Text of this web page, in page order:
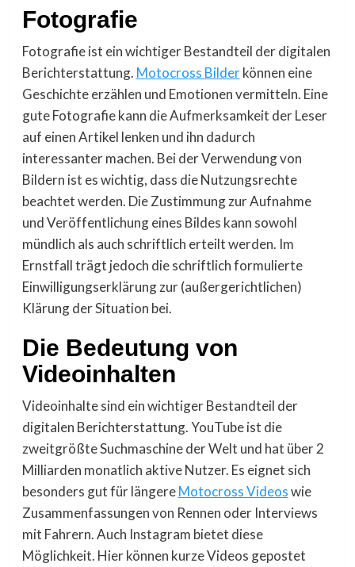
Fotografie
Fotografie ist ein wichtiger Bestandteil der digitalen
Berichterstattung. Motocross Bilderkönnen eine
Geschichte erzählen und Emotionen vermitteln. Eine
gute Fotografie kann die Aufmerksamkeit der Leser
auf einen Artikel lenken und ihn dadurch
interessanter machen. Bei der Verwendung von
Bildern ist es wichtig, dass die Nutzungsrechte
beachtet werden. Die Zustimmung zur Aufnahme
und Veröffentlichung eines Bildes kann sowohl
mündlich als auch schriftlich erteilt werden. Im
Ernstfall trägt jedoch die schriftlich formulierte
Einwilligungserklärung zur (außergerichtlichen)
Klärung der Situation bei.
Die Bedeutung von
Videoinhalten
Videoinhalte sind ein wichtiger Bestandteil der
digitalen Berichterstattung. YouTube ist die
zweitgrößte Suchmaschine der Welt und hat über 2
Milliarden monatlich aktive Nutzer. Es eignet sich
besonders gut für längereMotocross Videoswie
Zusammenfassungen von Rennen oder Interviews
mit Fahrern. Auch Instagram bietet diese
Möglichkeit. Hier können kurze Videos gepostet